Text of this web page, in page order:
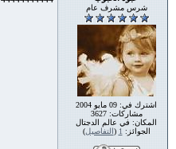
شرس مشرف عام
اشترك في: 09 مايو 2004
مشاركات: 3627
المكان: في عالم الدجتال
الجوائز: 1
(التفاصيل)